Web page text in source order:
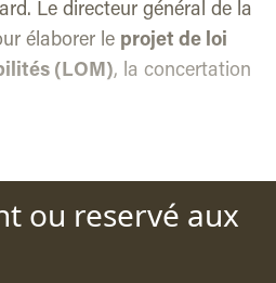
Le directeur général de la
élaborer le projet de loi
(LOM), la concertation
ou reservé aux